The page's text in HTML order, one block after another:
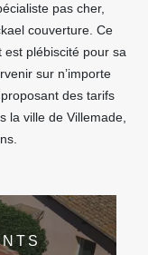
pas cher,
couverture. Ce
plébiscité pour sa
sur n’importe
des tarifs
la ville de Villemade,